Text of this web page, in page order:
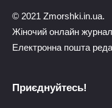
© 2021 Zmorshki.in.ua.
Жіночий онлайн
Електронна пошта
Приєднуйтесь!